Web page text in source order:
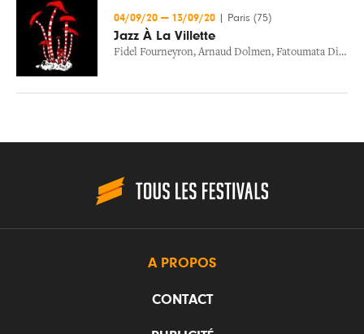
04/09/20 — 13/09/20 Paris (75)
Jazz À La Villette
Fidel Fourneyron, Arnaud Dolmen, Fatoumata Diawara
A PROPOS
CONTACT